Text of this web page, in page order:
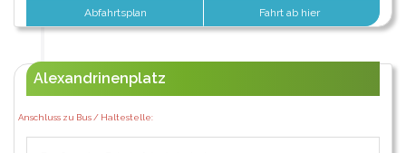
Abfahrtsplan Fahrt ab hier
Alexandrinenplatz
Anschluss zu Bus / Haltestelle: